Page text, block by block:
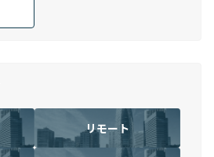
リモート